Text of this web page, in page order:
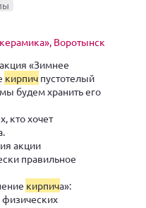
Воротынск
«Зимнее
кирпич пустотелый
будем хранить его
кто хочет
акции
правильное
кирпича»:
физических